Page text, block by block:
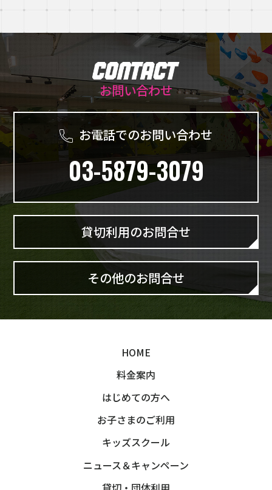
い応援していく文化があります。
ん。
A.
スクール時間中の付き添いは不要です。
自主練習時（スクール前後30分や通い放題パスでの
利用時）につきましては店舗スタッフに直接お問い
合わせ下さい。
お問い合わせ
お電話でのお問い合わせ
03-5879-3079
貸切利用のお問合せ
その他のお問合せ
HOME
料金案内
はじめての方へ
お子さまのご利用
キッズスクール
ニュース＆キャンペーン